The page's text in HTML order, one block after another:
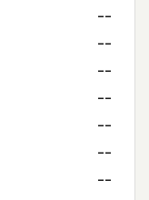
--
--
--
--
--
--
--